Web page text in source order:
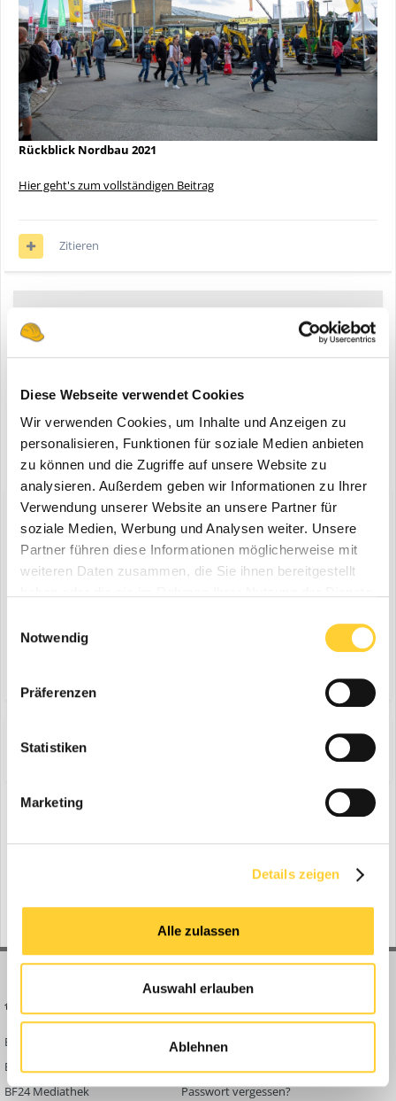
Diese Webseite verwendet Cookies
Wir verwenden Cookies, um Inhalte und Anzeigen zu
personalisieren, Funktionen für soziale Medien anbieten
zu können und die Zugriffe auf unsere Website zu
analysieren. Außerdem geben wir Informationen zu Ihrer
Verwendung unserer Website an unsere Partner für
soziale Medien, Werbung und Analysen weiter. Unsere
Partner führen diese Informationen möglicherweise mit
weiteren Daten zusammen, die Sie ihnen bereitgestellt
Notwendig
Präferenzen
Statistiken
Marketing
Details zeigen
Alle zulassen
Auswahl erlauben
Ablehnen
Rückblick Nordbau 2021
Hier geht's zum vollständigen Beitrag
Zitieren
Registriere dich um diese Anzeige nicht mehr zu sehen.
Diskutiere mit!
Du kannst jetzt antworten und Dich später anmelden. Wenn du
bereits einen Account hast kannst du dich hieranmelden.
Note:Your post will require moderator approval before it will be
Share
No registered users viewing this page.
Bauforum24 News
Bauforum24 TV
BF24 Mediathek
Registrieren
Passwort vergessen?